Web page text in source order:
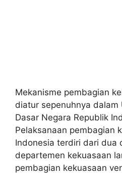
Mekanisme pembagian
diatur sepenuhnya
Dasar Negara Republik
Pelaksanaan pembagian
Indonesia terdiri dari dua
departemen kekuasaan
pembagian kekuasaan